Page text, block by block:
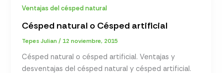
Ventajas del césped natural
Césped natural o Césped artificial
Tepes Julian/ 12 noviembre, 2015
Césped natural o césped artificial. Ventajas y
desventajas del césped natural y césped artificial.